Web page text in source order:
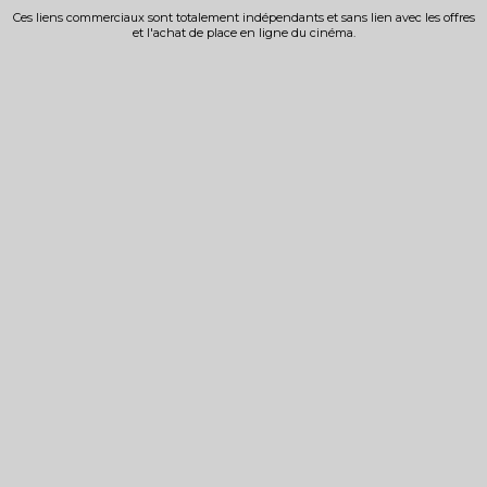
Ces liens commerciaux sont totalement indépendants et sans lien avec les offres
et l'achat de place en ligne du cinéma.